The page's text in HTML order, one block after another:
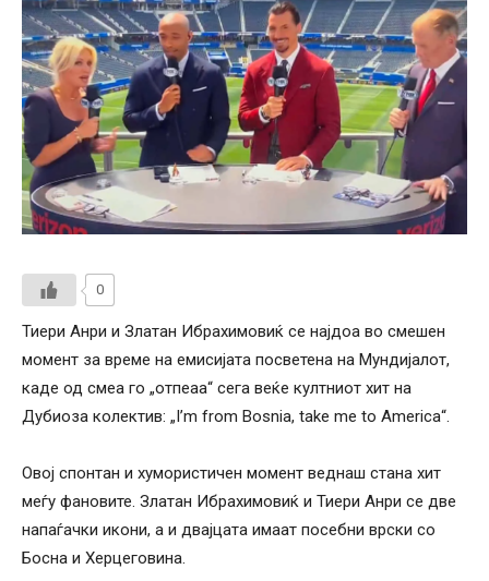
0
Тиери Анри и Златан Ибрахимовиќ се најдоа во смешен
момент за време на емисијата посветена на Мундијалот,
каде од смеа го „отпеаа“ сега веќе култниот хит на
Дубиоза колектив: „I’m from Bosnia, take me to America“.
Овој спонтан и хумористичен момент веднаш стана хит
меѓу фановите. Златан Ибрахимовиќ и Тиери Анри се две
напаѓачки икони, а и двајцата имаат посебни врски со
Босна и Херцеговина.